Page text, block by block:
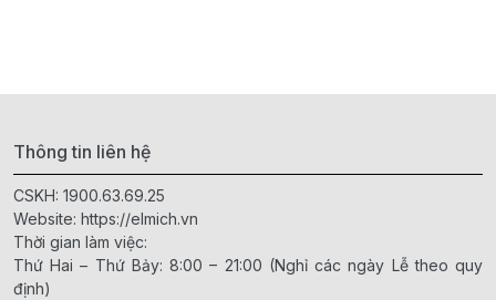
Thông tin liên hệ
CSKH: 1900.63.69.25
Website: https://elmich.vn
Thời gian làm việc:
Thứ Hai – Thứ Bảy: 8:00 – 21:00 (Nghỉ các ngày Lễ theo quy
định)